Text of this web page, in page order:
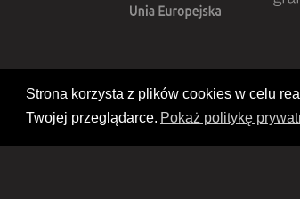
Strona korzysta z plików cookies w celu
Twojej przeglądarce. Pokaż politykę